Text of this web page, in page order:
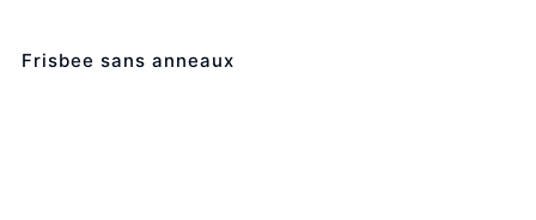
Frisbee sans anneaux